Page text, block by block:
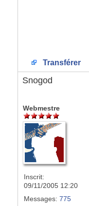
Transférer
Snogod
Webmestre
Inscrit:
09/11/2005 12:20
Messages: 775